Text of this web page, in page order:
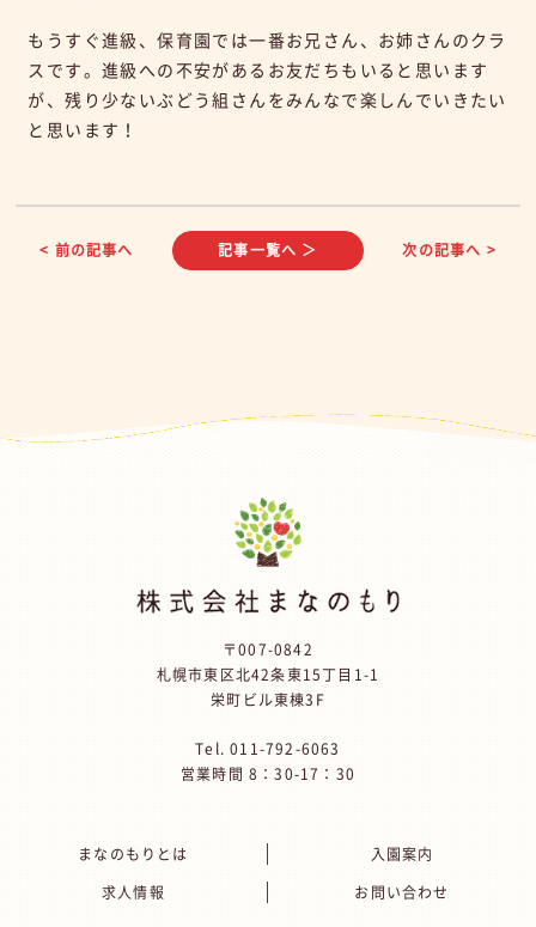
もうすぐ進級、保育園では一番お兄さん、お姉さんのクラ
スです。進級への不安があるお友だちもいると思います
が、残り少ないぶどう組さんをみんなで楽しんでいきたい
と思います！
< 前の記事へ 記事一覧へ ＞ 次の記事へ >
〒007-0842
札幌市東区北42条東15丁目1-1
栄町ビル東棟3F
Tel.011-792-6063
営業時間 8：30-17：30
まなのもりとは
入園案内
求人情報
お問い合わせ